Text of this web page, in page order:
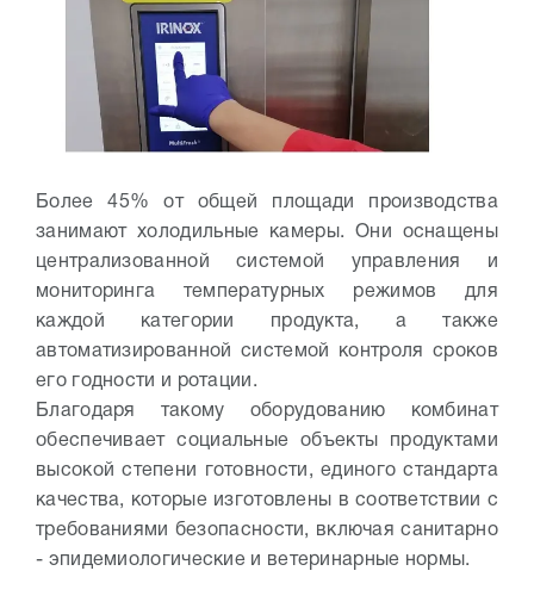
Более 45% от общей площади производства
занимают холодильные камеры. Они оснащены
централизованной системой управления и
мониторинга температурных режимов для
каждой категории продукта, а также
автоматизированной системой контроля сроков
его годности и ротации.
Благодаря такому оборудованию комбинат
обеспечивает социальные объекты продуктами
высокой степени готовности, единого стандарта
качества, которые изготовлены в соответствии с
требованиями безопасности, включая санитарно
- эпидемиологические и ветеринарные нормы.